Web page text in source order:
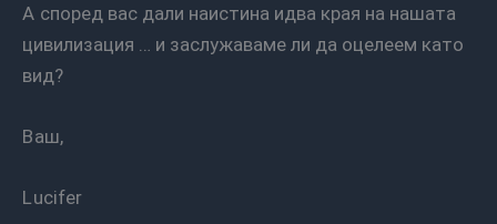
А според вас дали наистина идва края на нашата
цивилизация … и заслужаваме ли да оцелеем като
вид?
Ваш,
Lucifer